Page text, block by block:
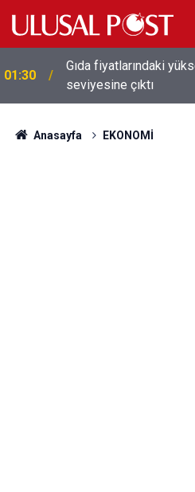
01:26
Galatasaray'dan sekiz
duyurusu
Anasayfa EKONOMİ